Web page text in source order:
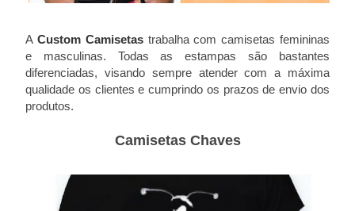
A Custom Camisetastrabalha com camisetas femininas
e masculinas. Todas as estampas são bastantes
diferenciadas, visando sempre atender com a máxima
qualidade os clientes e cumprindo os prazos de envio dos
produtos.
Camisetas Chaves